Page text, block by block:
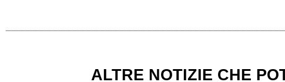
ALTRE NOTIZIE CHE